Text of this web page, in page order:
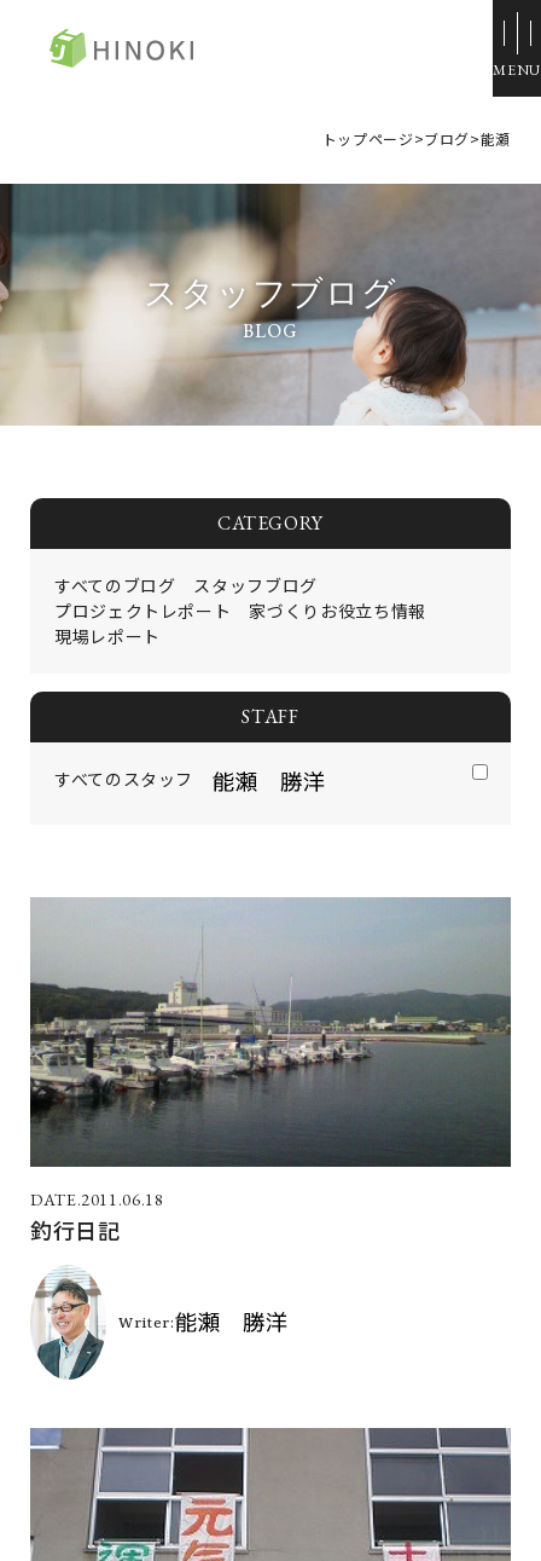
資料請求
イベント情報
施工例
トップページ
コンセプト
ひのきの家づくり
コンフォート
コンフォート 設備・仕様一
よくある質問
施工事例
お客様の声
リノベーション
展示場・モデルハウス
本社＆笹沖展示場
ハウジングモール倉敷
HINOラボ
来店・相談予約
イベント情報
土地情報
土地無料査定
会社概要
採用情報
お客様ご紹介制度
トップページ>ブログ>能瀬
スタッフブログ
CATEGORY
すべてのブログ
スタッフブログ
プロジェクトレポート
家づくりお役立ち情報
現場レポート
STAFF
すべてのスタッフ
2011.06.18
釣行日記